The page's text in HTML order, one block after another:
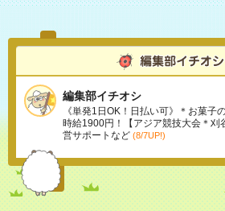
編集部イチオシ
《単発1日OK！日払い可》＊お菓子
時給1900円！【アジア競技大会＊刈
営サポートなど (8/7UP!)